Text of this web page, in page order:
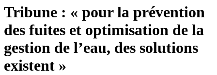
Tribune : « pour la prévention
des fuites et optimisation de la
gestion de l’eau, des solutions
existent »